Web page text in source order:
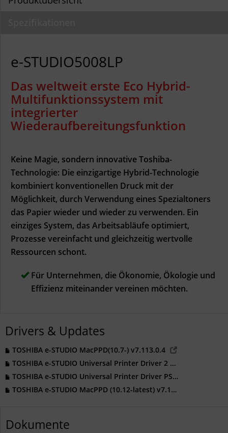
e-STUDIO5008LP
Das weltweit erste Eco Hybrid-
Multifunktionssystem mit
integrierter
Wiederaufbereitungsfunktion
Keine Magie, sondern innovative Toshiba-
Technologie: Die einzigartige Hybrid-Technologie
kombiniert konventionellen Druck mit der
Möglichkeit, durch Verwendung eines Spezialtoners
das Papier wieder und wieder zu verwenden. Ein
einziges System, das Arbeitsabläufe optimiert,
Prozesse vereinfacht und gleichzeitig wertvolle
Ressourcen schont.
Für Unternehmen, die Ökonomie, Ökologie und
Effizienz miteinander vereinen möchten.
Drivers & Updates
TOSHIBA e-STUDIO MacPPD(10.7-) v7.113.0.4
TOSHIBA e-STUDIO Universal Printer Driver 2 v7.222.5412.231
TOSHIBA e-STUDIO Universal Printer Driver PS3 v7.222.5412.231
TOSHIBA e-STUDIO MacPPD (10.12-latest) v7.117.3
Dokumente